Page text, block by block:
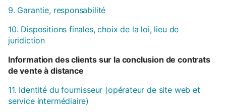
9. Garantie, responsabilité
10. Dispositions finales, choix de la loi, lieu de
juridiction
Information des clients sur la conclusion de contrats
de vente à distance
11. Identité du fournisseur (opérateur de site web et
service intermédiaire)